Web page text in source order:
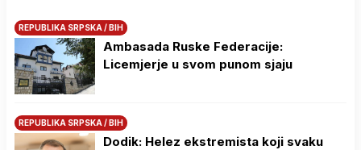
REPUBLIKA SRPSKA / BIH
Ambasada Ruske Federacije:
Licemjerje u svom punom sjaju
REPUBLIKA SRPSKA / BIH
Dodik: Helez ekstremista koji svaku